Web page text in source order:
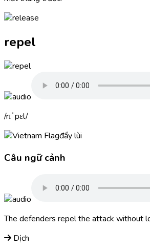
repel
rɪˈpɛl
đẩy lùi
Câu ngữ cảnh
The defenders repelthe attack without
Dịch